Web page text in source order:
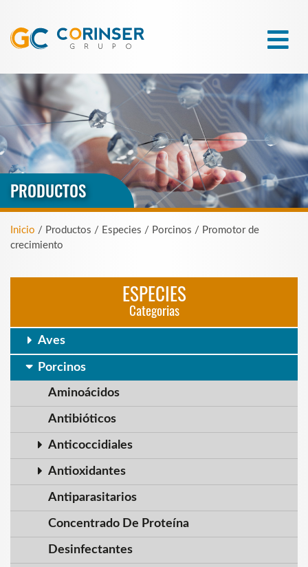
PRODUCTOS
Inicio / Productos / Especies / Porcinos / Promotor de
crecimiento
ESPECIES
Categorias
Aves
Porcinos
Aminoácidos
Antibióticos
Anticoccidiales
Antioxidantes
Antiparasitarios
Concentrado De Proteína
Desinfectantes